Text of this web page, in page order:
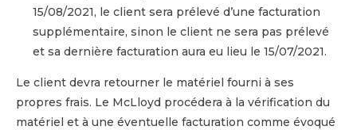
15/08/2021, le client sera prélevé d’une facturation
supplémentaire, sinon le client ne sera pas prélevé
et sa dernière facturation aura eu lieu le 15/07/2021.
Le client devra retourner le matériel fourni à ses
propres frais. Le McLloyd procédera à la vérification du
matériel et à une éventuelle facturation comme évoqué